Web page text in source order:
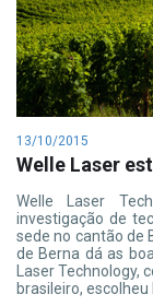
13/10/2015
Welle Laser
Welle Laser
investigação de
sede no cantão de
de Berna dá as
Laser
brasileiro, escolheu